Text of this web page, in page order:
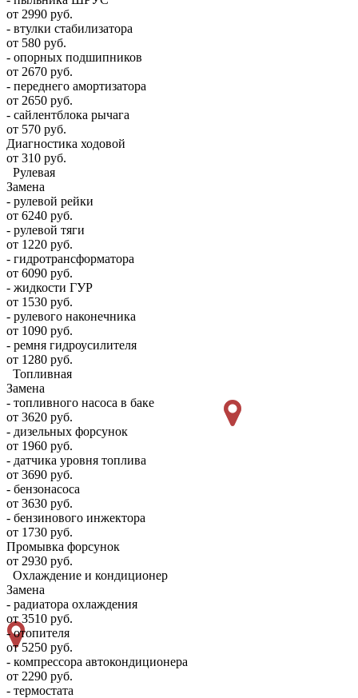
от 2990 руб.
- втулки стабилизатора
от 580 руб.
- опорных подшипников
от 2670 руб.
- переднего амортизатора
от 2650 руб.
- сайлентблока рычага
от 570 руб.
Диагностика ходовой
от 310 руб.
Рулевая
Замена
- рулевой рейки
от 6240 руб.
- рулевой тяги
от 1220 руб.
- гидротрансформатора
от 6090 руб.
- жидкости ГУР
от 1530 руб.
- рулевого наконечника
от 1090 руб.
- ремня гидроусилителя
от 1280 руб.
Топливная
Замена
- топливного насоса в баке
от 3620 руб.
- дизельных форсунок
от 1960 руб.
- датчика уровня топлива
от 3690 руб.
- бензонасоса
от 3630 руб.
- бензинового инжектора
от 1730 руб.
Промывка форсунок
от 2930 руб.
Охлаждение и кондиционер
Замена
- радиатора охлаждения
от 3510 руб.
- отопителя
от 5250 руб.
- компрессора автокондиционера
от 2290 руб.
- термостата